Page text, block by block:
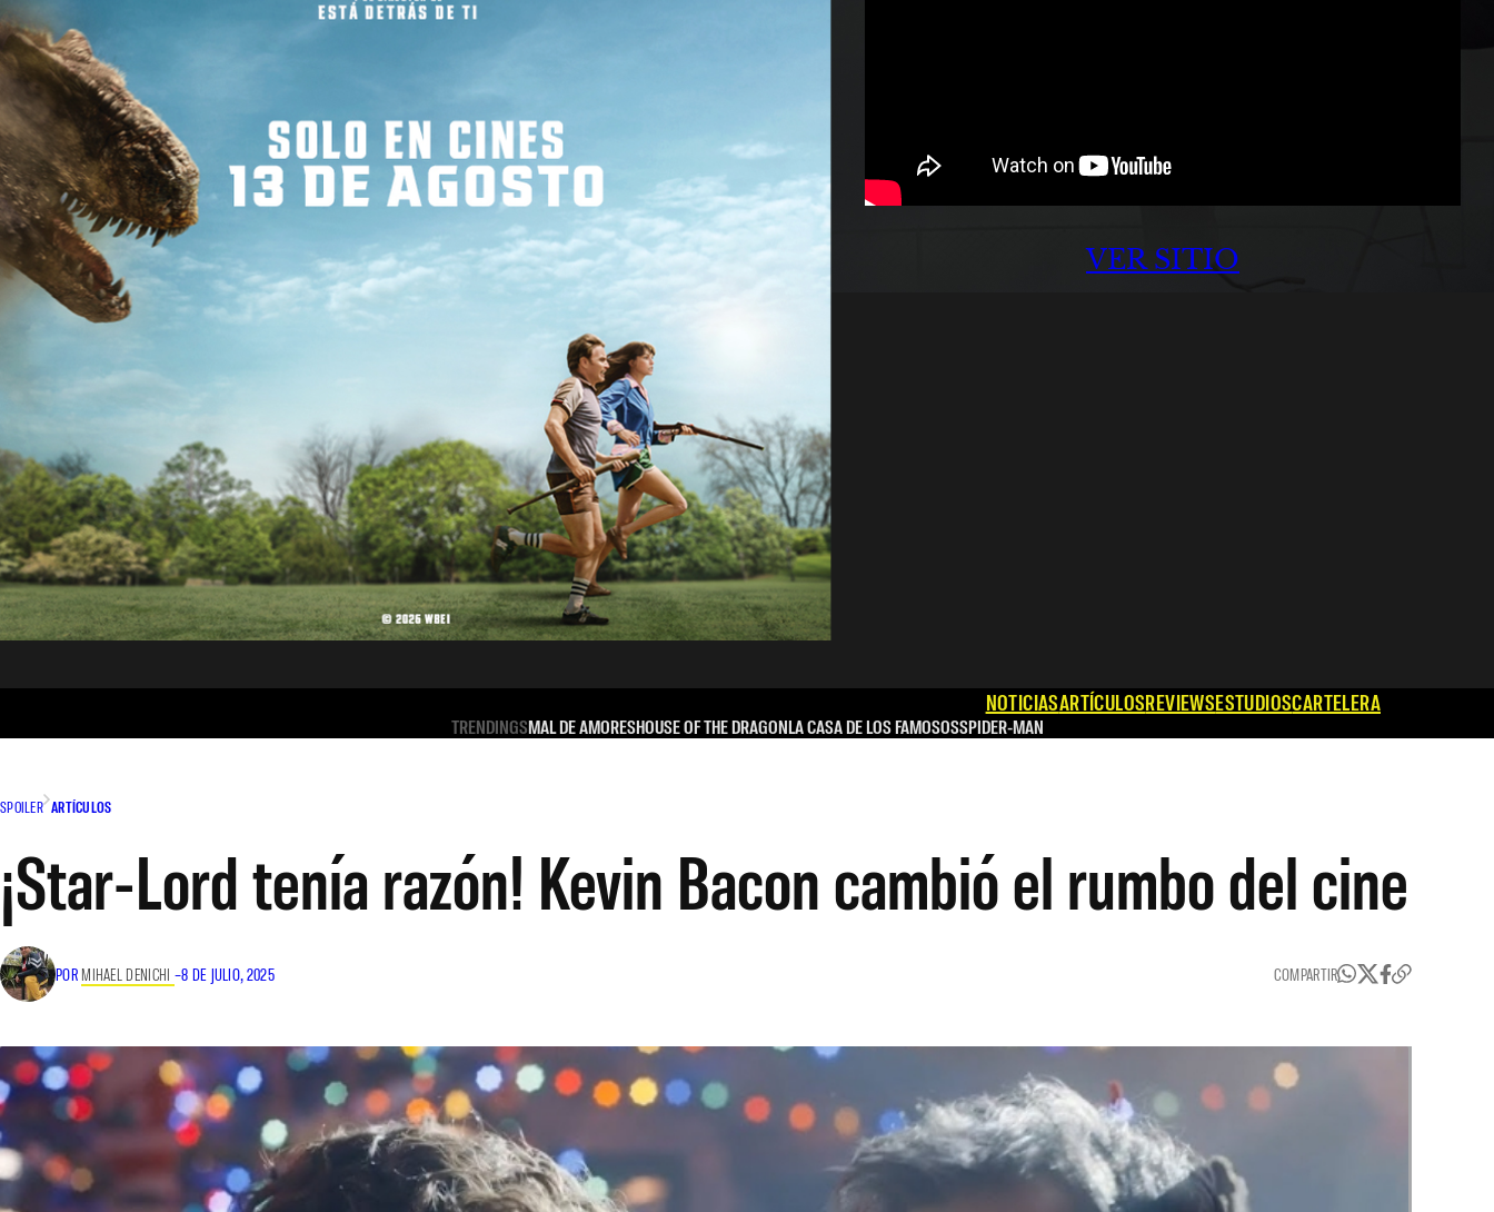
VER SITIO
NOTICIASARTÍCULOSREVIEWSESTUDIOSCARTELERA
TRENDINGSMAL DE AMORESHOUSE OF THE DRAGONLA CASA DE LOS FAMOSOSSPIDER-MAN
SPOILER ARTÍCULOS
¡Star-Lord tenía razón! Kevin Bacon cambió el rumbo del cine
POR MIHAEL DENICHI –8 DE JULIO, 2025 COMPARTIR